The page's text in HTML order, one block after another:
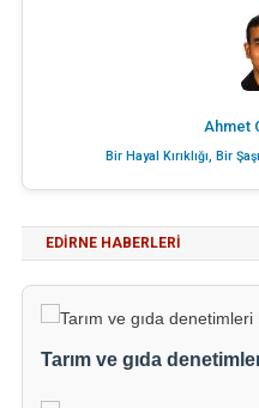
Ahmet
Bir Hayal Kırıklığı, Bir
EDIRNE HABERLERI
Tarım ve gıda